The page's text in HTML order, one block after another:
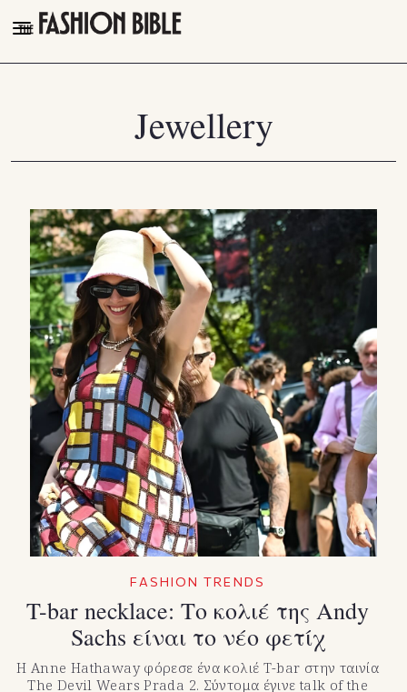
THE FASHION BIBLE
PLEASURES
VIDEOS
FOLLOW
Facebook
Instagram
Youtube
TikTok
X(Twitter)
Jewellery
FASHION TRENDS
T-bar necklace: Το κολιέ της Andy
Sachs είναι το νέο φετίχ
Η Anne Hathaway φόρεσε ένα κολιέ T-bar στην ταινία
The Devil Wears Prada 2. Σύντομα έγινε talk of the